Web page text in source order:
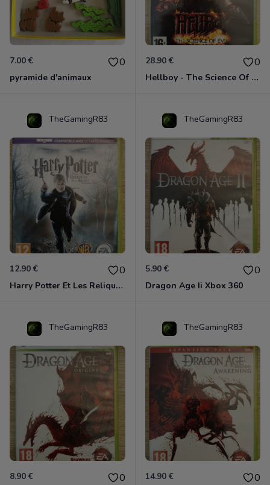
7.00 € 0
pyramide d'animaux
28.90 € 0
Hellboy - The Science Of Evil Xbox 360
TheGamingR83
12.90 € 0
Harry Potter Et Les Reliques De La Mort - 1ère Partie Xbox 360
TheGamingR83
5.90 € 0
Dragon Age Ii Xbox 360
TheGamingR83
8.90 € 0
TheGamingR83
14.90 € 0